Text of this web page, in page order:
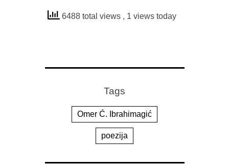
6488 total views , 1 views today
Tags
Omer Ć. Ibrahimagić
poezija